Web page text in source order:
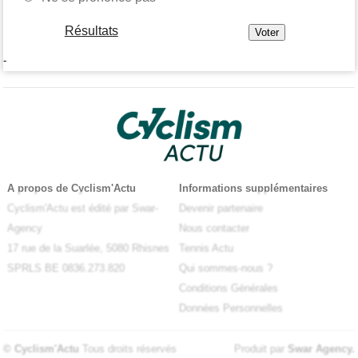
Résultats
-
A propos de Cyclism'Actu
Cyclism'Actu est édité par Swar-
Agency
17 rue de la Suarlée, 5080 Rhisnes
SPRLS BE 0836.273.820
Informations supplémentaires
Devenir partenaire
Nous contacter
Tennis Actu
Qui sommes-nous ?
Conditions Générales
Données Personnelles
© Cyclism'Actu Tous droits réservés Produit par Swar Agency.